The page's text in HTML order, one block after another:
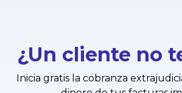
¿Un cliente no
Inicia gratis la cobranza